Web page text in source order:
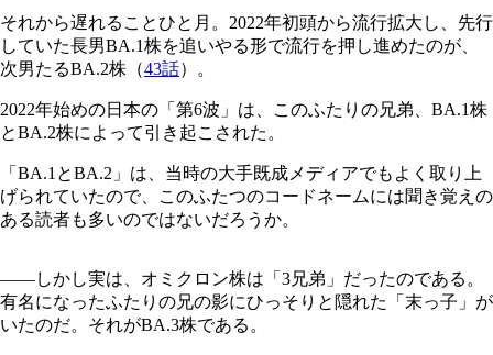
それから遅れることひと月。2022年初頭から流行拡大し、先行
していた長男BA.1株を追いやる形で流行を押し進めたのが、
次男たるBA.2株（43話）。
2022年始めの日本の「第6波」は、このふたりの兄弟、BA.1株
とBA.2株によって引き起こされた。
「BA.1とBA.2」は、当時の大手既成メディアでもよく取り上
げられていたので、このふたつのコードネームには聞き覚えの
ある読者も多いのではないだろうか。
――しかし実は、オミクロン株は「3兄弟」だったのである。
有名になったふたりの兄の影にひっそりと隠れた「末っ子」が
いたのだ。それがBA.3株である。